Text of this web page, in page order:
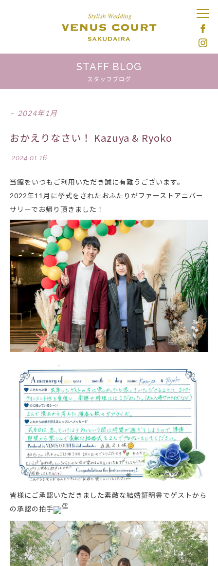
STAFF BLOG
スタッフブログ
2024年1月
おかえりなさい！ Kazuya & Ryoko
2024.01.16
当館をいつもご利用いただき誠に有難うございます。
2022年11月に挙式をされたおふたりがファーストアニバー
サリーでお帰り頂きました！
皆様にご承認いただきました素敵な結婚証明書でゲストから
の承認の拍手